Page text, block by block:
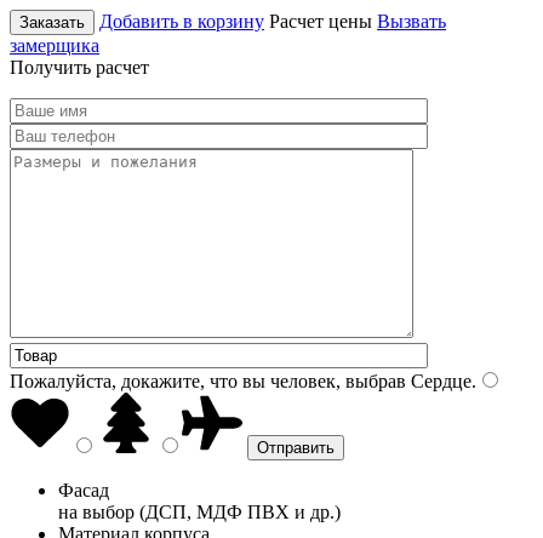
Заказать Добавить в корзину Расчет цены Вызвать
замерщика
Получить расчет
Пожалуйста, докажите, что вы человек, выбрав Сердце.
Фасад
на выбор (ДСП, МДФ ПВХ и др.)
Материал корпуса